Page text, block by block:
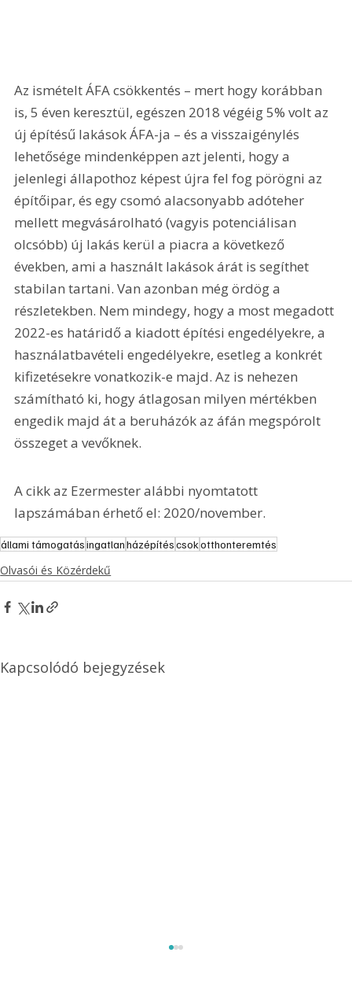
Az ismételt ÁFA csökkentés – mert hogy korábban
is, 5 éven keresztül, egészen 2018 végéig 5% volt az
új építésű lakások ÁFA-ja – és a visszaigénylés
lehetősége mindenképpen azt jelenti, hogy a
jelenlegi állapothoz képest újra fel fog pörögni az
építőipar, és egy csomó alacsonyabb adóteher
mellett megvásárolható (vagyis potenciálisan
olcsóbb) új lakás kerül a piacra a következő
években, ami a használt lakások árát is segíthet
stabilan tartani. Van azonban még ördög a
részletekben. Nem mindegy, hogy a most megadott
2022-es határidő a kiadott építési engedélyekre, a
használatbavételi engedélyekre, esetleg a konkrét
kifizetésekre vonatkozik-e majd. Az is nehezen
számítható ki, hogy átlagosan milyen mértékben
engedik majd át a beruházók az áfán megspórolt
összeget a vevőknek.
A cikk az Ezermester alábbi nyomtatott
lapszámában érhető el: 2020/november.
állami támogatásingatlanházépítéscsokotthonteremtés
Olvasói és Közérdekű
Kapcsolódó bejegyzések